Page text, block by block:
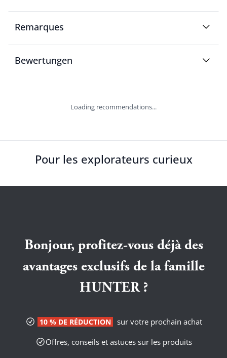
Remarques
Bewertungen
Loading recommendations...
Pour les explorateurs curieux
Bonjour, profitez-vous déjà des
avantages exclusifs de la famille
HUNTER ?
10 % DE RÉDUCTION
sur votre prochain achat
Offres, conseils et astuces sur les produits